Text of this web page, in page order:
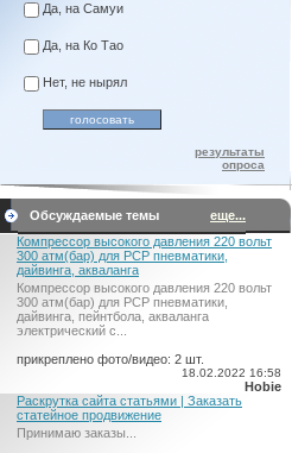
Да, на Самуи
Да, на Ко Тао
Нет, не нырял
результаты
опроса
Обсуждаемые темы
еще...
Компрессор высокого давления 220 вольт
300 атм(бар) для PCP пневматики,
дайвинга, акваланга
Компрессор высокого давления 220 вольт
300 атм(бар) для PCP пневматики,
дайвинга, пейнтбола, акваланга
электрический c...
прикреплено фото/видео: 2 шт.
18.02.2022 16:58
Hobie
Раскрутка сайта статьями | Заказать
статейное продвижение
Принимаю заказы...